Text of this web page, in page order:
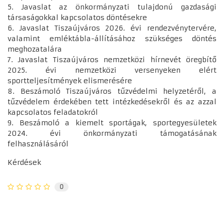
5. Javaslat az önkormányzati tulajdonú gazdasági
társaságokkal kapcsolatos döntésekre
6. Javaslat Tiszaújváros 2026. évi rendezvénytervére,
valamint emléktábla-állításához szükséges döntés
meghozatalára
7. Javaslat Tiszaújváros nemzetközi hírnevét öregbítő
2025. évi nemzetközi versenyeken elért
sportteljesítmények elismerésére
8. Beszámoló Tiszaújváros tűzvédelmi helyzetéről, a
tűzvédelem érdekében tett intézkedésekről és az azzal
kapcsolatos feladatokról
9. Beszámoló a kiemelt sportágak, sportegyesületek
2024. évi önkormányzati támogatásának
felhasználásáról
Kérdések
0